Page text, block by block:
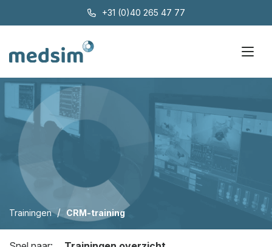
+31 (0)40 265 47 77
Trainingen / CRM-training